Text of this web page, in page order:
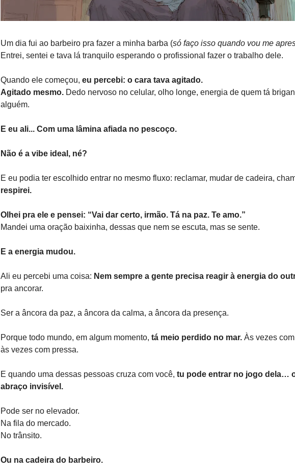
Um dia fui ao barbeiro pra fazer a minha barba (só faço isso quando vou me
Entrei, sentei e tava lá tranquilo esperando o profissional fazer o trabalho dele.
Quando ele começou, eu percebi: o cara tava agitado.
Agitado mesmo. Dedo nervoso no celular, olho longe, energia de quem tá
alguém.
E eu ali... Com uma lâmina afiada no pescoço.
Não é a vibe ideal, né?
E eu podia ter escolhido entrar no mesmo fluxo: reclamar, mudar de cadeira,
respirei.
Olhei pra ele e pensei: “Vai dar certo, irmão. Tá na paz. Te amo.”
Mandei uma oração baixinha, dessas que nem se escuta, mas se sente.
E a energia mudou.
Ali eu percebi uma coisa: Nem sempre a gente precisa reagir à energia do
pra ancorar.
Ser a âncora da paz, a âncora da calma, a âncora da presença.
Porque todo mundo, em algum momento, tá meio perdido no mar. Às vezes
às vezes com pressa.
E quando uma dessas pessoas cruza com você, tu pode entrar no jogo dela…
abraço invisível.
Pode ser no elevador.
Na fila do mercado.
No trânsito.
Ou na cadeira do barbeiro.